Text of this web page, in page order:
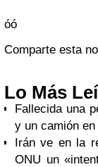
óó
Comparte esta
Lo Más
Fallecida una
y un camión en
Irán ve en la
ONU un